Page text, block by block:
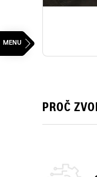
PROČ